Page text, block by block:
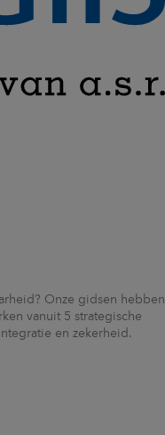
Onze gidsen hebben
vanuit 5 strategische
en zekerheid.